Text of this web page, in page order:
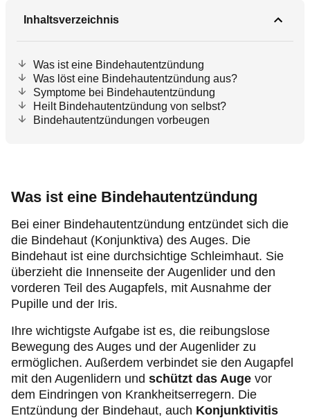
Inhaltsverzeichnis
Was ist eine Bindehautentzündung
Was löst eine Bindehautentzündung aus?
Symptome bei Bindehautentzündung
Heilt Bindehautentzündung von selbst?
Bindehautentzündungen vorbeugen
Was ist eine Bindehautentzündung
Bei einer Bindehautentzündung entzündet sich die
die Bindehaut (Konjunktiva) des Auges. Die
Bindehaut ist eine durchsichtige Schleimhaut. Sie
überzieht die Innenseite der Augenlider und den
vorderen Teil des Augapfels, mit Ausnahme der
Pupille und der Iris.
Ihre wichtigste Aufgabe ist es, die reibungslose
Bewegung des Auges und der Augenlider zu
ermöglichen. Außerdem verbindet sie den Augapfel
mit den Augenlidern und schützt das Auge vor
dem Eindringen von Krankheitserregern. Die
Entzündung der Bindehaut, auch Konjunktivitis